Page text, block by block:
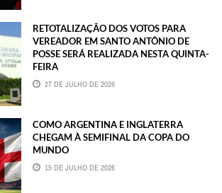
RETOTALIZAÇÃO DOS VOTOS PARA
VEREADOR EM SANTO ANTÔNIO DE
POSSE SERÁ REALIZADA NESTA QUINTA-
FEIRA
27 DE JULHO DE 2026
COMO ARGENTINA E INGLATERRA
CHEGAM À SEMIFINAL DA COPA DO
MUNDO
15 DE JULHO DE 2026